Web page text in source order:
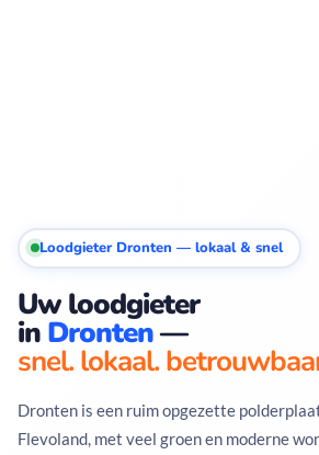
Loodgieter Dronten — lokaal & snel
Uw loodgieter
in Dronten—
snel. lokaal.
Dronten is een ruim opgezette
Flevoland, met veel groen en moderne